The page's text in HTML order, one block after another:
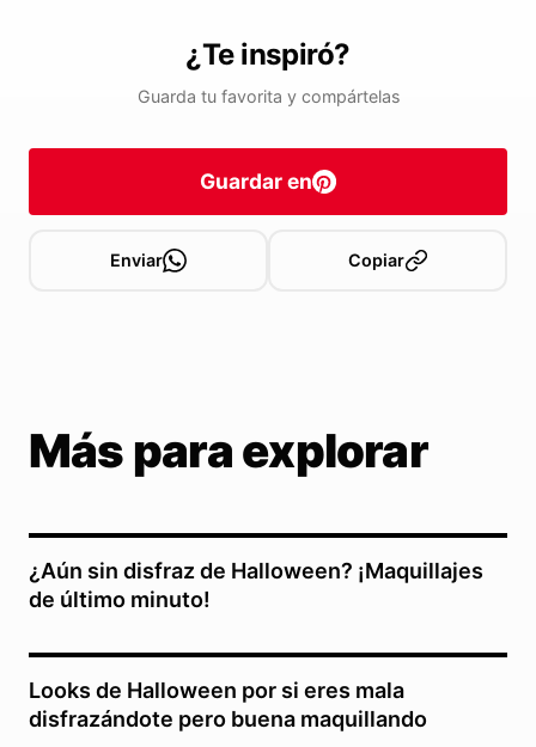
¿Te inspiró?
Guarda tu favorita y compártelas
Guardar en
Enviar Copiar
Más para explorar
¿Aún sin disfraz de Halloween? ¡Maquillajes
de último minuto!
Looks de Halloween por si eres mala
disfrazándote pero buena maquillando